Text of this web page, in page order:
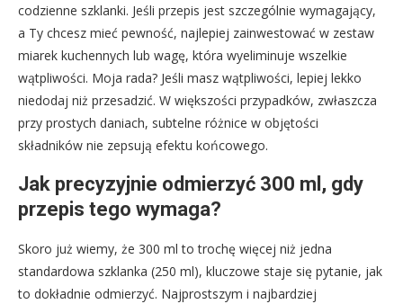
codzienne szklanki. Jeśli przepis jest szczególnie wymagający,
a Ty chcesz mieć pewność, najlepiej zainwestować w zestaw
miarek kuchennych lub wagę, która wyeliminuje wszelkie
wątpliwości. Moja rada? Jeśli masz wątpliwości, lepiej lekko
niedodaj niż przesadzić. W większości przypadków, zwłaszcza
przy prostych daniach, subtelne różnice w objętości
składników nie zepsują efektu końcowego.
Jak precyzyjnie odmierzyć 300 ml, gdy
przepis tego wymaga?
Skoro już wiemy, że 300 ml to trochę więcej niż jedna
standardowa szklanka (250 ml), kluczowe staje się pytanie, jak
to dokładnie odmierzyć. Najprostszym i najbardziej